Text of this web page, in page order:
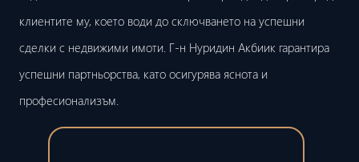
клиентите му, което води до сключването на успешни
сделки с недвижими имоти. Г-н Нуридин Акбиик гарантира
успешни партньорства, като осигурява яснота и
професионализъм.